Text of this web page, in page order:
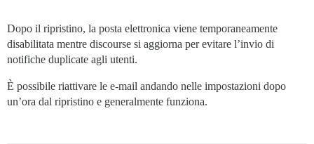
Dopo il ripristino, la posta elettronica viene temporaneamente
disabilitata mentre discourse si aggiorna per evitare l’invio di
notifiche duplicate agli utenti.
È possibile riattivare le e-mail andando nelle impostazioni dopo
un’ora dal ripristino e generalmente funziona.